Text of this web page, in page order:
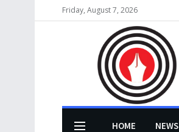
Friday, August 7, 2026
HOME NEWS